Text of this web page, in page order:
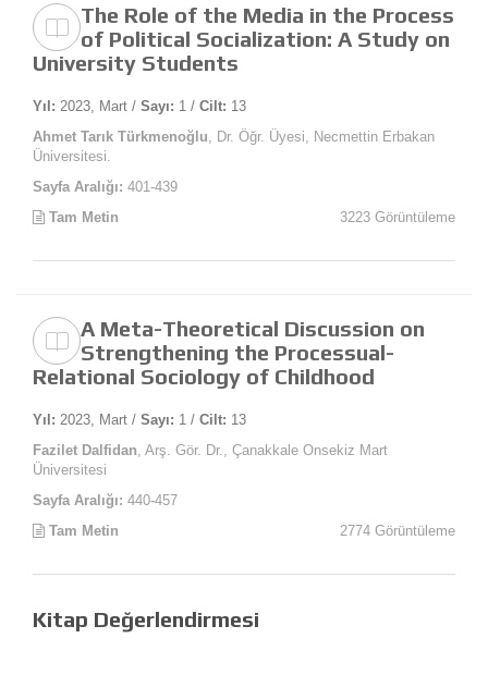
The Role of the Media in the Process
of Political Socialization: A Study on
University Students
Yıl: 2023, Mart / Sayı: 1 / Cilt: 13
Ahmet Tarık Türkmenoğlu , Dr. Öğr. Üyesi, Necmettin Erbakan
Üniversitesi.
Sayfa Aralığı: 401-439
Tam Metin
3223 Görüntüleme
A Meta-Theoretical Discussion on
Strengthening the Processual-
Relational Sociology of Childhood
Yıl: 2023, Mart / Sayı: 1 / Cilt: 13
Fazilet Dalfidan , Arş. Gör. Dr., Çanakkale Onsekiz Mart
Üniversitesi
Sayfa Aralığı: 440-457
Tam Metin
2774 Görüntüleme
Kitap Değerlendirmesi